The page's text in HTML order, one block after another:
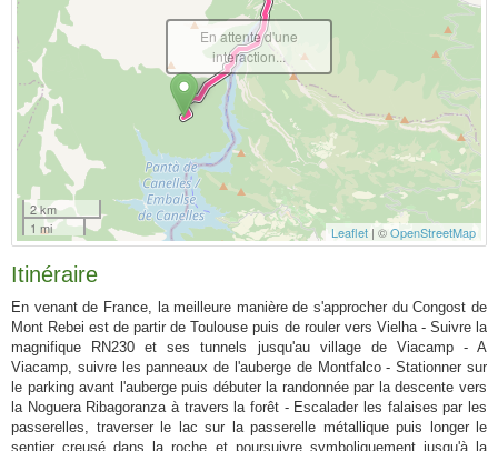
2 km
1 mi
Leaflet | ©OpenStreetMap
En attente d'une
interaction...
Itinéraire
En venant de France, la meilleure manière de s'approcher du Congost de
Mont Rebei est de partir de Toulouse puis de rouler vers Vielha - Suivre la
magnifique RN230 et ses tunnels jusqu'au village de Viacamp - A
Viacamp, suivre les panneaux de l'auberge de Montfalco - Stationner sur
le parking avant l'auberge puis débuter la randonnée par la descente vers
la Noguera Ribagoranza à travers la forêt - Escalader les falaises par les
passerelles, traverser le lac sur la passerelle métallique puis longer le
sentier creusé dans la roche et poursuivre symboliquement jusqu'à la